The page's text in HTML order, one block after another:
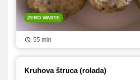
ZERO WASTE
55 min
Kruhova štruca (rolada)